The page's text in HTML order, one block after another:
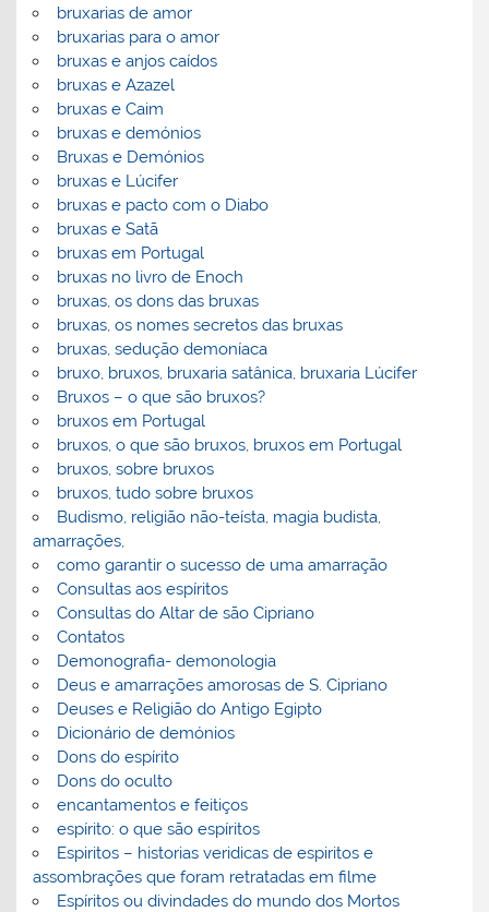
bruxarias de amor
bruxarias para o amor
bruxas e anjos caídos
bruxas e Azazel
bruxas e Caim
bruxas e demónios
Bruxas e Demónios
bruxas e Lúcifer
bruxas e pacto com o Diabo
bruxas e Satã
bruxas em Portugal
bruxas no livro de Enoch
bruxas, os dons das bruxas
bruxas, os nomes secretos das bruxas
bruxas, sedução demoníaca
bruxo, bruxos, bruxaria satânica, bruxaria Lúcifer
Bruxos – o que são bruxos?
bruxos em Portugal
bruxos, o que são bruxos, bruxos em Portugal
bruxos, sobre bruxos
bruxos, tudo sobre bruxos
Budismo, religião não-teísta, magia budista,
amarrações,
como garantir o sucesso de uma amarração
Consultas aos espíritos
Consultas do Altar de são Cipriano
Contatos
Demonografia- demonologia
Deus e amarrações amorosas de S. Cipriano
Deuses e Religião do Antigo Egipto
Dicionário de demónios
Dons do espírito
Dons do oculto
encantamentos e feitiços
espírito: o que são espíritos
Espiritos – historias veridicas de espiritos e
assombrações que foram retratadas em filme
Espíritos ou divindades do mundo dos Mortos